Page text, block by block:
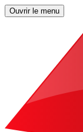
Ouvrir le menu